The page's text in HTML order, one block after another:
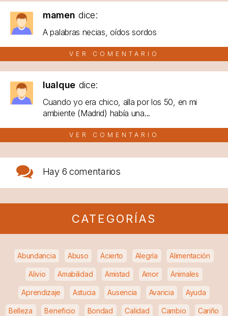
mamen dice:
A palabras necias, oídos sordos
VER COMENTARIO
lualque dice:
Cuando yo era chico, alla por los 50, en mi
ambiente (Madrid) había una...
VER COMENTARIO
Hay 6 comentarios
CATEGORÍAS
Abundancia Abuso Acierto Alegría Alimentación
Alivio Amabilidad Amistad Amor Animales
Aprendizaje Astucia Ausencia Avaricia Ayuda
Belleza Beneficio Bondad Calidad Cambio Cariño